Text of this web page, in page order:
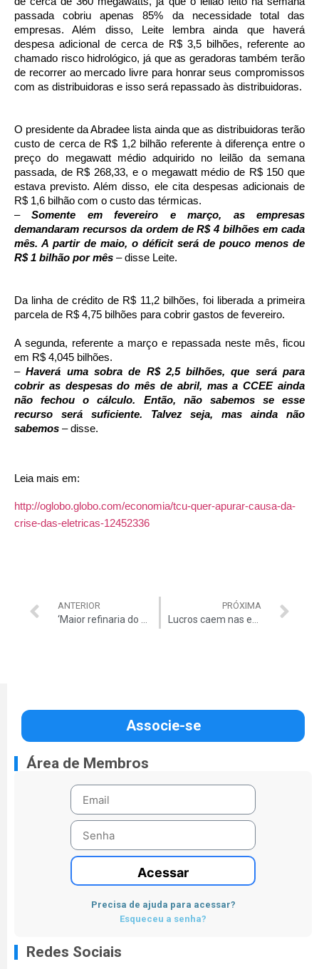
passada cobriu apenas 85% da necessidade total das
empresas. Além disso, Leite lembra ainda que haverá
despesa adicional de cerca de R$ 3,5 bilhões, referente ao
chamado risco hidrológico, já que as geradoras também terão
de recorrer ao mercado livre para honrar seus compromissos
com as distribuidoras e isso será repassado às distribuidoras.
O presidente da Abradee lista ainda que as distribuidoras terão
custo de cerca de R$ 1,2 bilhão referente à diferença entre o
preço do megawatt médio adquirido no leilão da semana
passada, de R$ 268,33, e o megawatt médio de R$ 150 que
estava previsto. Além disso, ele cita despesas adicionais de
R$ 1,6 bilhão com o custo das térmicas.
–Somente em fevereiro e março, as empresas
demandaram recursos da ordem de R$ 4 bilhões em cada
mês. A partir de maio, o déficit será de pouco menos de
R$ 1 bilhão por mês – disse Leite.
Da linha de crédito de R$ 11,2 bilhões, foi liberada a primeira
parcela de R$ 4,75 bilhões para cobrir gastos de fevereiro.
A segunda, referente a março e repassada neste mês, ficou
em R$ 4,045 bilhões.
–Haverá uma sobra de R$ 2,5 bilhões, que será para
cobrir as despesas do mês de abril, mas a CCEE ainda
não fechou o cálculo. Então, não sabemos se esse
recurso será suficiente. Talvez seja, mas ainda não
sabemos – disse.
Leia mais em:
http://oglobo.globo.com/economia/tcu-quer-apurar-causa-da-
crise-das-eletricas-12452336
ANTERIOR PRÓXIMA
Associe-se
Área de Membros
Acessar
Precisa de ajuda para acessar?
Esqueceu a senha?
Redes Sociais